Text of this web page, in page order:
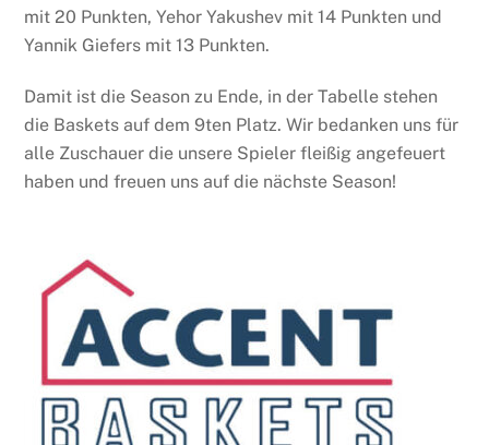
mit 20 Punkten, Yehor Yakushev mit 14 Punkten und
Yannik Giefers mit 13 Punkten.
Damit ist die Season zu Ende, in der Tabelle stehen
die Baskets auf dem 9ten Platz. Wir bedanken uns für
alle Zuschauer die unsere Spieler fleißig angefeuert
haben und freuen uns auf die nächste Season!